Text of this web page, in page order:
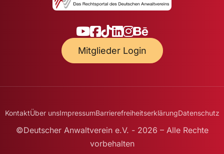
Mitglieder Login
KontaktÜber unsImpressumBarrierefreiheitserklärungDatenschutz
©Deutscher Anwaltverein e.V. - 2026 – Alle Rechte
vorbehalten